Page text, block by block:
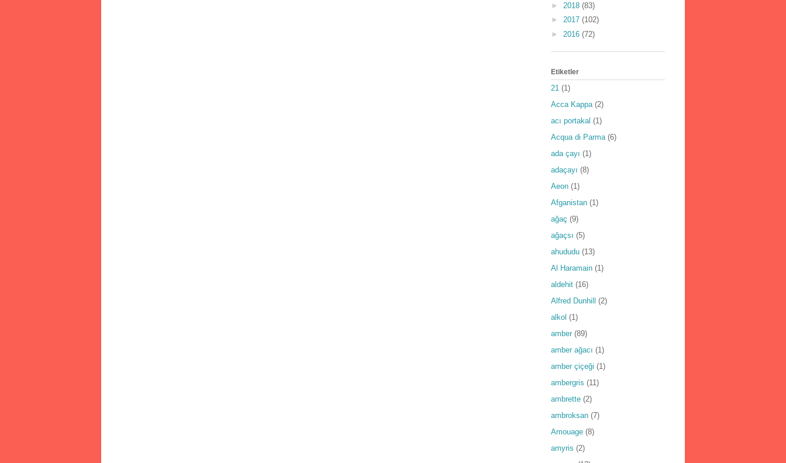
► 2018 (83)
► 2017 (102)
► 2016 (72)
Etiketler
21 (1)
Acca Kappa (2)
acı portakal (1)
Acqua di Parma (6)
ada çayı (1)
adaçayı (8)
Aeon (1)
Afganistan (1)
ağaç (9)
ağaçsı (5)
ahududu (13)
Al Haramain (1)
aldehit (16)
Alfred Dunhill
(2)
alkol (1)
amber (89)
amber ağacı (1)
amber çiçeği (1)
ambergris (11)
ambrette (2)
ambroksan (7)
Amouage (8)
amyris (2)